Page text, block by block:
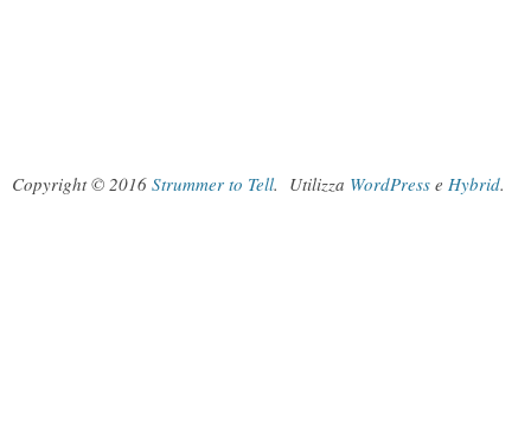
Copyright © 2016 Strummer to Tell. Utilizza WordPress e Hybrid.